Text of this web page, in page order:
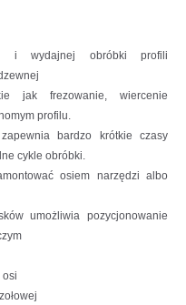
i wydajnej obróbki profili
jak frezowanie, wiercenie
profilu.
bardzo krótkie czasy
cykle obróbki.
osiem narzędzi albo
umożliwia pozycjonowanie
osi